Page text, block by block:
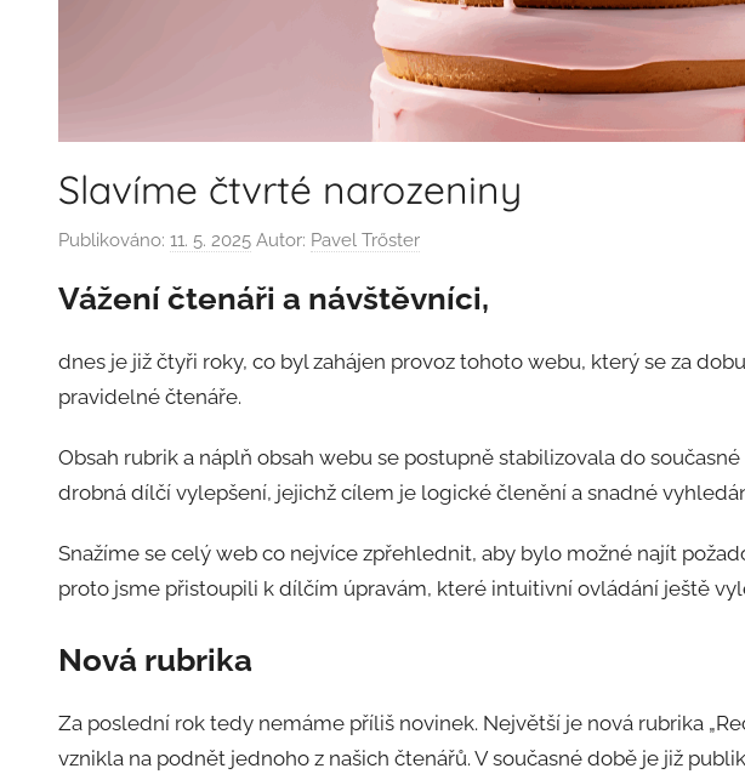
Slavíme čtvrté narozeniny
Publikováno: 11. 5. 2025 Autor: Pavel Trőster
Vážení čtenáři a návštěvníci,
dnes je již čtyři roky, co byl zahájen provoz tohoto webu, který se za
pravidelné čtenáře.
Obsah rubrik a náplň obsah webu se postupně stabilizovala do
drobná dílčí vylepšení, jejichž cílem je logické členění a snadné
Snažíme se celý web co nejvíce zpřehlednit, aby bylo možné najít
proto jsme přistoupili k dílčím úpravám, které intuitivní ovládání ještě
Nová rubrika
Za poslední rok tedy nemáme příliš novinek. Největší je nová rubrika
vznikla na podnět jednoho z našich čtenářů. V současné době je již